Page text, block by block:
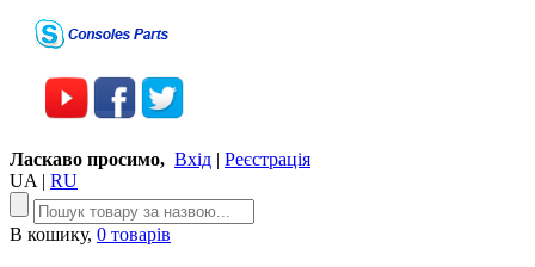
Ласкаво просимо, Вхід | Реєстрація
UA | RU
В кошику, 0 товарів